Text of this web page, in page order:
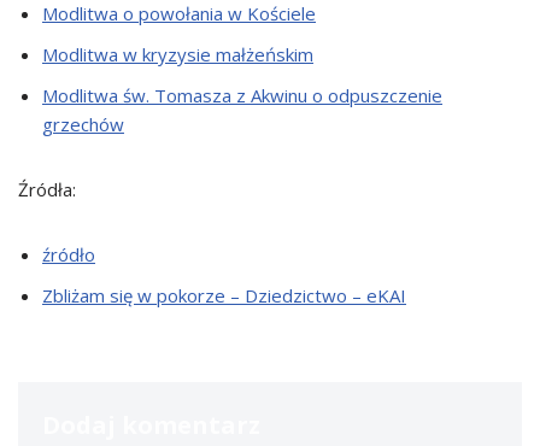
Modlitwa o powołania w Kościele
Modlitwa w kryzysie małżeńskim
Modlitwa św. Tomasza z Akwinu o odpuszczenie
grzechów
Źródła:
źródło
Zbliżam się w pokorze – Dziedzictwo – eKAI